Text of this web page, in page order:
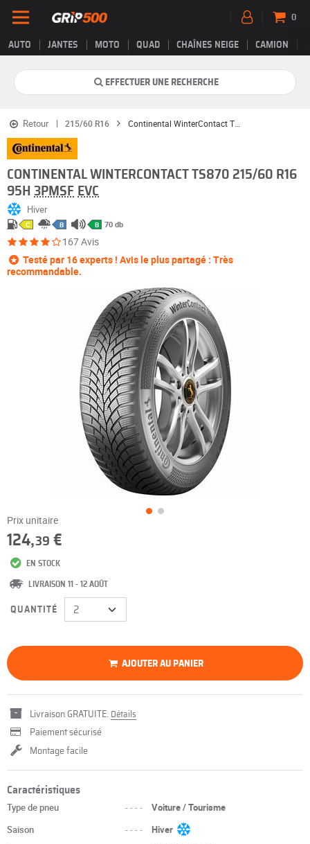
AUTO JANTES MOTO QUAD CHAÎNES NEIGE CAMION
0
EFFECTUER UNE RECHERCHE
Retour 215/60 R16 Continental WinterContact TS870
CONTINENTAL WINTERCONTACT TS870 215/60 R16
95H 3PMSF EVC
Hiver
C B B 70 db
167 Avis
Testé par 16 experts ! Avis le plus partagé : Très
recommandable.
Prix unitaire
124,39 €
EN STOCK
LIVRAISON 11 - 12 AOÛT
QUANTITÉ
AJOUTER AU PANIER
Livraison GRATUITE. Détails
Paiement sécurisé
Montage facile
Caractéristiques
Type de pneu ----
Voiture / Tourisme
Saison
----
Hiver